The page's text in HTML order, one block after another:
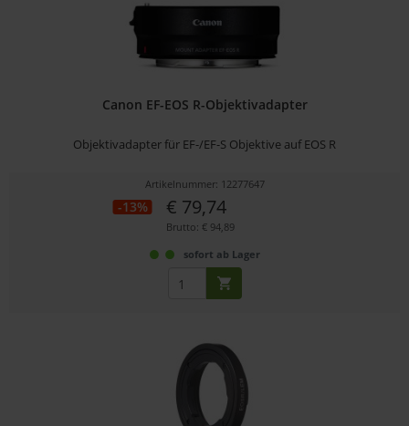
Canon EF-EOS R-Objektivadapter
Objektivadapter für EF-/EF-S Objektive auf EOS R
Artikelnummer: 12277647
-13% € 79,74
Brutto: € 94,89
sofort ab Lager